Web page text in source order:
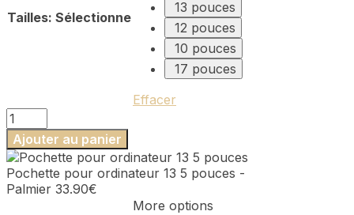
Tailles: Sélectionne
13 pouces
12 pouces
10 pouces
17 pouces
Effacer
quantité
de
Pochette
pour
ordinateur
13
Ajouter au panier
Pochette pour ordinateur 13 5 pouces -
Palmier 33.90€
More options